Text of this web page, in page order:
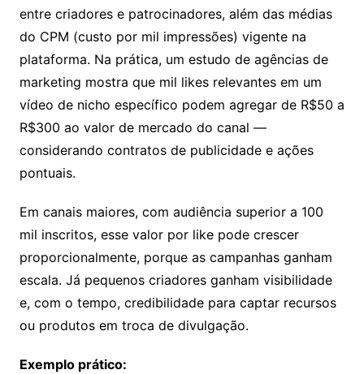
entre criadores e patrocinadores, além das médias
do CPM (custo por mil impressões) vigente na
plataforma. Na prática, um estudo de agências de
marketing mostra que mil likes relevantes em um
vídeo de nicho específico podem agregar de R$50 a
R$300 ao valor de mercado do canal —
considerando contratos de publicidade e ações
pontuais.
Em canais maiores, com audiência superior a 100
mil inscritos, esse valor por like pode crescer
proporcionalmente, porque as campanhas ganham
escala. Já pequenos criadores ganham visibilidade
e, com o tempo, credibilidade para captar recursos
ou produtos em troca de divulgação.
Exemplo prático: